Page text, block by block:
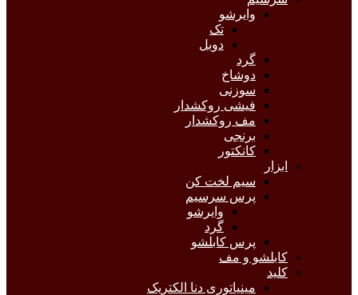
وایرشو
تک
دوبل
گرد
دوشاخ
سوزنی
فیشی روکشدار
مف روکشدار
برنجی
کانکتور
ابزار
سیم لخت کن
پرس سرسیم
وایرشو
گرد
پرس کابلشو
کابلشو و مف
کلید
مینیاتوری دنا الکتریک